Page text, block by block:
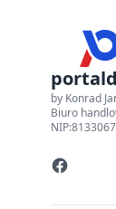
by Konrad
Biuro